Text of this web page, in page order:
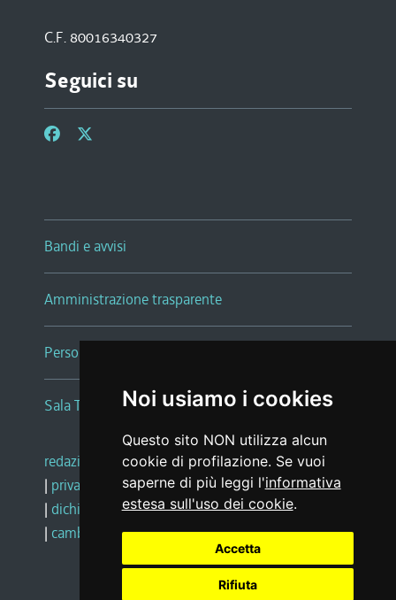
Noi usiamo i cookies
Questo sito NON utilizza alcun
cookie di profilazione. Se vuoi
saperne di più leggi l'informativa
estesa sull'uso dei cookie.
Accetta
Rifiuta
C.F. 80016340327
Seguici su
Bandi e avvisi
Amministrazione trasparente
Persone e Uffici
Sala Tiziano Tessitori
redazione web |note legali |glossario
| privacy
social media policy
| dichiarazione di accessibilità |feedback
| cambio preferenze cookie
Realizzato da